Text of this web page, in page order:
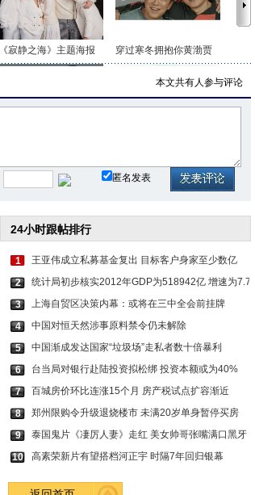
《寂静之海》主题海报 穿过寒冬拥抱你黄渤贾
本文共有人参与评论
匿名发表
24小时跟帖排行
1
王亚伟成立私募基金复出 目标客户身家至少数亿
2
统计局初步核实2012年GDP为518942亿 增速为7.7%
3
上海自贸区决策内幕：或将在三中全会前挂牌
4
中国对恒天然涉事原料禁令仍未解除
5
中国渐成发达国家“垃圾场”走私者数十倍暴利
6
台当局对银行赴陆投资拟松绑 投资本额或为40%
7
百城房价环比连涨15个月 房产税试点扩容渐近
8
郑州限购令升级退烧楼市 未满20岁单身暂停买房
9
泰国鬼片《凄厉人妻》走红 美女帅哥张嘴满口黑牙
10
高素荣新片有望搭档河正宇 时隔7年回归银幕